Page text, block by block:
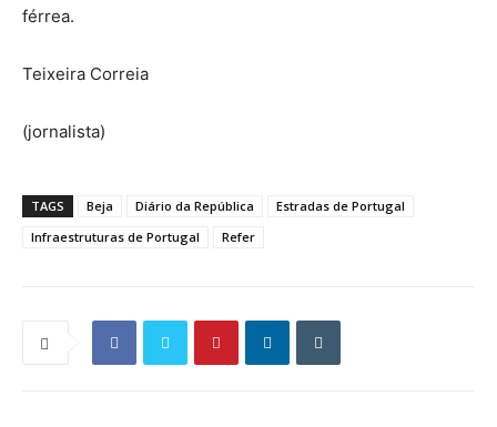
férrea.
Teixeira Correia
(jornalista)
TAGS Beja Diário da República
Estradas de Portugal
Infraestruturas de Portugal
Refer